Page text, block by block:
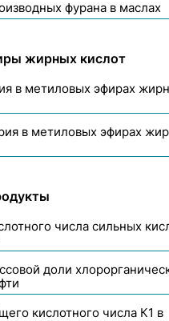
фурана в маслах
жирных кислот
в метиловых эфирах
в метиловых эфирах
числа сильных
доли
кислотного числа К1 в